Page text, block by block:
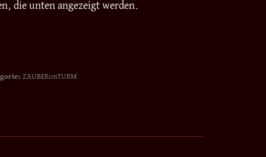
die unten angezeigt werden.
ZAUBERimTURM